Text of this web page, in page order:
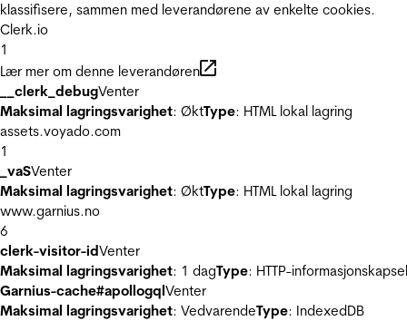
klassifisere, sammen med leverandørene av enkelte cookies.
Clerk.io
1
Lær mer om denne leverandøren
__clerk_debugVenter
Maksimal lagringsvarighet: ØktType: HTML lokal lagring
assets.voyado.com
1
_vaSVenter
Maksimal lagringsvarighet: ØktType: HTML lokal lagring
www.garnius.no
6
clerk-visitor-idVenter
Maksimal lagringsvarighet: 1 dagType: HTTP-informasjonskapsel
Garnius-cache#apollogqlVenter
Maksimal lagringsvarighet: VedvarendeType: IndexedDB